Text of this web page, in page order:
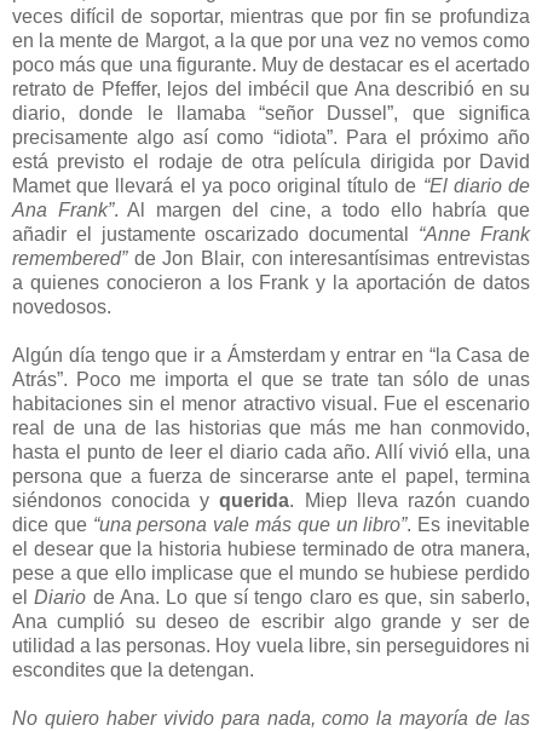
veces difícil de soportar, mientras que por fin se profundiza
en la mente de Margot, a la que por una vez no vemos como
poco más que una figurante. Muy de destacar es el acertado
retrato de Pfeffer, lejos del imbécil que Ana describió en su
diario, donde le llamaba “señor Dussel”, que significa
precisamente algo así como “idiota”. Para el próximo año
está previsto el rodaje de otra película dirigida por David
Mamet que llevará el ya poco original título de “El diario de
Ana Frank”. Al margen del cine, a todo ello habría que
añadir el justamente oscarizado documental “Anne Frank
remembered”de Jon Blair, con interesantísimas entrevistas
a quienes conocieron a los Frank y la aportación de datos
novedosos.
Algún día tengo que ir a Ámsterdam y entrar en “la Casa de
Atrás”. Poco me importa el que se trate tan sólo de unas
habitaciones sin el menor atractivo visual. Fue el escenario
real de una de las historias que más me han conmovido,
hasta el punto de leer el diario cada año. Allí vivió ella, una
persona que a fuerza de sincerarse ante el papel, termina
siéndonos conocida yquerida. Miep lleva razón cuando
dice que “una persona vale más que un libro”. Es inevitable
el desear que la historia hubiese terminado de otra manera,
pese a que ello implicase que el mundo se hubiese perdido
elDiario de Ana. Lo que sí tengo claro es que, sin saberlo,
Ana cumplió su deseo de escribir algo grande y ser de
utilidad a las personas. Hoy vuela libre, sin perseguidores ni
escondites que la detengan.
No quiero haber vivido para nada, como la mayoría de las